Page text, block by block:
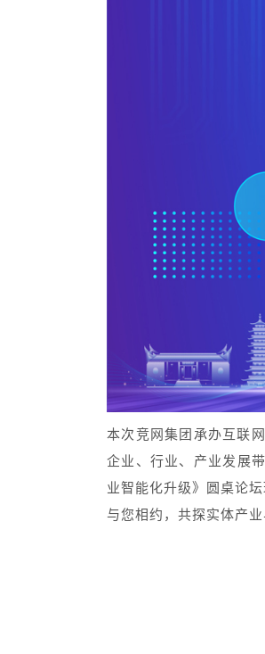
本次竞网集团承办互联
企业、行业、产业发展
业智能化升级》圆桌论
与您相约，共探实体产